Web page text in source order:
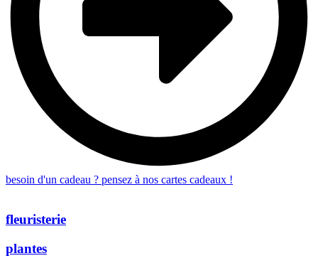
besoin d'un cadeau ? pensez à nos cartes cadeaux !
fleuristerie
plantes